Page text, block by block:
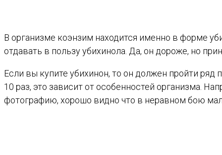
В организме коэнзим находится именно в форме
отдавать в пользу убихинола. Да, он дороже, но
Если вы купите убихинон, то он должен пройти
10 раз, это зависит от особенностей организма.
фотографию, хорошо видно что в неравном бою